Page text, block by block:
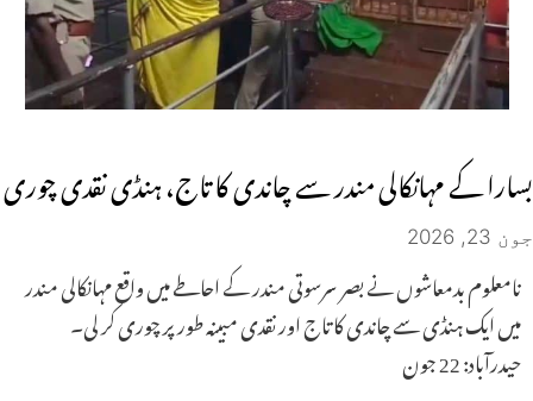
بسارا کے مہانکالی مندر سے چاندی کا تاج، ہنڈی نقدی چوری
جون 23, 2026
نامعلوم بدمعاشوں نے بصر سرسوتی مندر کے احاطے میں واقع مہانکالی مندر
میں ایک ہنڈی سے چاندی کا تاج اور نقدی مبینہ طور پر چوری کر لی۔
حیدرآباد: 22 جون